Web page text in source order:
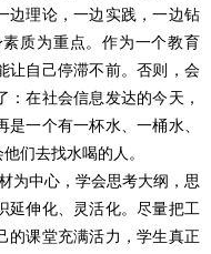
边理论，一边实践，一边钻
质为重点。作为一个教育
让自己停滞不前。否则，会
在社会信息发达的今天，
一个有一杯水、一桶水、
们去找水喝的人。
中心，学会思考大纲，思
延伸化、灵活化。尽量把工
的课堂充满活力，学生真正